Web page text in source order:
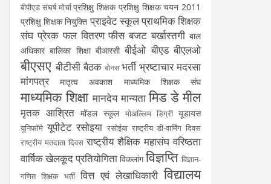
बीपीएड संघर्ष मोर्चा प्रशिक्षु शिक्षक प्रशिक्षु शिक्षक चयन 2011
प्रशिक्षु शिक्षक नियुक्ति प्राइवेट स्कूलप्राथमिक शिक्षक
संघ प्रेरक फल वितरण फीस बजट बर्खास्तगी बाल
अधिकार बालिका शिक्षा बीआरसी बीईओ बीएड बीएलओ
बीएसए बीटीसी बैठक बोनस भर्ती भ्रष्टाचार मदरसा
मांगपत्र
मातृत्व अवकाश माध्यमिक शिक्षक संघ
माध्यमिक शिक्षा मानदेय मान्यता मिड डे मील
मृतक आश्रित मॉडल स्कूल मोअल्लिम डिग्री यूडायस
यूनिफॉर्म यूपीटेट रसोइया रसोईया राष्ट्रीय डी-वार्मिंग दिवस
राष्ट्रीय मतदाता दिवस राष्ट्रीय शैक्षिक महासंघ वरिष्ठता
वार्षिक खेलकूद प्रतियोगिता विकलांग विज्ञप्ति विज्ञान-
गणित शिक्षक भर्ती वित्त एवं लेखाधिकारी विद्यालय